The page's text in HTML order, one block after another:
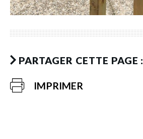
PARTAGER CETTE PAGE :
IMPRIMER